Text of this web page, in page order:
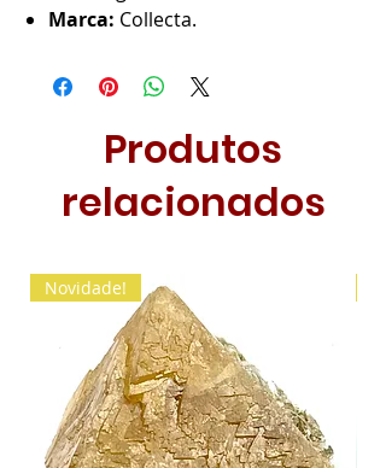
Marca: Collecta.
Produtos
relacionados
Novidade!